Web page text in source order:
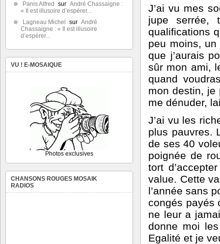
Panis Alfred
sur André Chassaigne :
« Il est illusoire d’espérer...
Lagneau Michel
sur André
Chassaigne : « Il est illusoire
d’espérer...
VU ! E-MOSAIQUE
Photos exclusives
CHANSONS ROUGES MOSAIK
RADIOS
J’ai vu mes
jupe serrée,
qualifications
peu moins,
que j’aurais
sûr mon ami,
quand
mon destin, je
me dénuder,
J’ai vu les
plus pauvres.
de ses 40
poignée de
tort
value. Cette
l’année sans
congés payés
ne leur a
donne moi
Egalité et je